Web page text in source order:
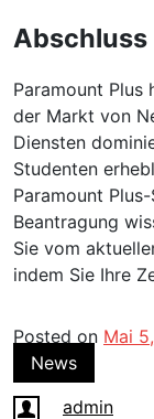
Abschluss
Paramount Plus
der Markt von
Diensten
Studenten
Paramount
Beantragung
Sie vom
indem Sie Ihre
Posted on Mai
News
admin